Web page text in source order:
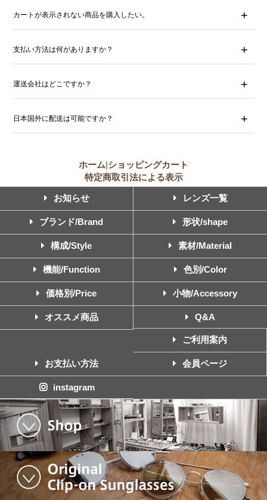
カートが表示されない商品を購入したい。
支払い方法は何がありますか？
運送会社はどこですか？
日本国外に配送は可能ですか？
ホーム|ショッピングカート
特定商取引法による表示
お知らせ レンズ一覧
ブランド/Brand 形状/shape
構成/Style 素材/Material
機能/Function 色別/Color
価格別/Price 小物/Accessory
オススメ商品 Q&A
ご利用案内
お支払い方法 会員ページ
instagram